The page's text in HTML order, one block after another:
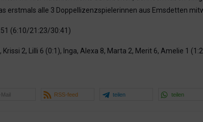
erstmals alle 3 Doppellizenzspielerinnen aus Emsdetten
(6:10/21:23/30:41)
Krissi 2, Lilli 6 (0:1), Inga, Alexa 8, Marta 2, Merit 6, Amelie 1
RSS-feed teilen teilen